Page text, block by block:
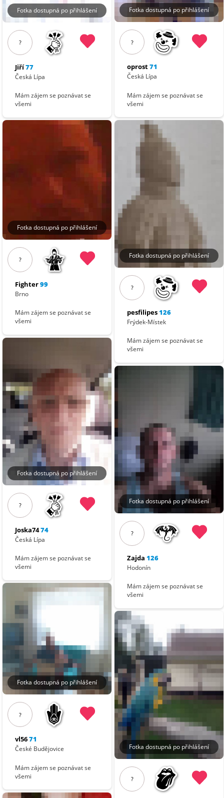
Fotka dostupná po přihlášení
?
Jiří77
Česká Lípa
Mám zájem se poznávat se
všemi
Fotka dostupná po přihlášení
?
Fighter99
Brno
Mám zájem se poznávat se
všemi
Fotka dostupná po přihlášení
?
Joska7474
Česká Lípa
Mám zájem se poznávat se
všemi
Fotka dostupná po přihlášení
?
vl5671
České Budějovice
Mám zájem se poznávat se
všemi
Fotka dostupná po přihlášení
?
oprost71
Česká Lípa
Mám zájem se poznávat se
všemi
Fotka dostupná po přihlášení
?
pesfilipes126
Frýdek-Místek
Mám zájem se poznávat se
všemi
Fotka dostupná po přihlášení
?
Zajda 126
Hodonín
Mám zájem se poznávat se
všemi
Fotka dostupná po přihlášení
?